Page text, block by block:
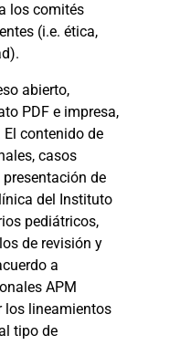
los comités
(i.e. ética,
abierto,
PDF e impresa,
contenido de
casos
de
del Instituto
pediátricos,
de revisión y
a
APM
los lineamientos
tipo de